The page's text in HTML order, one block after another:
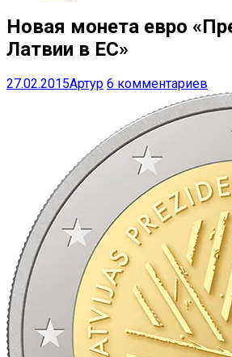
Новая монета евро
Латвии в ЕС»
27.02.2015Артур 6 комментариев